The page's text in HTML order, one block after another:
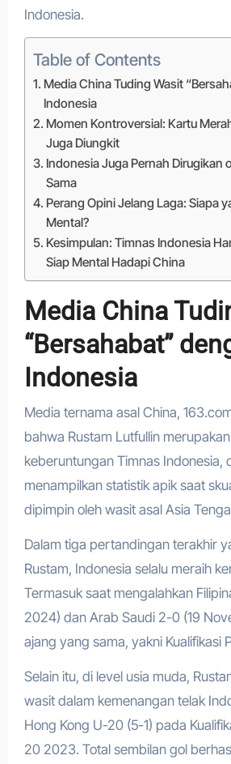
Indonesia.
Table of Contents
Media China Tuding Wasit
Indonesia
Momen Kontroversial: Kartu
Juga Diungkit
Indonesia Juga Pernah Dirugikan
Sama
Perang Opini Jelang Laga: Siapa
Mental?
Kesimpulan: Timnas Indonesia
Siap Mental Hadapi China
Media China
“Bersahabat”
Indonesia
Media ternama asal China,
bahwa Rustam Lutfullin
keberuntungan Timnas Indonesia,
menampilkan statistik apik saat
dipimpin oleh wasit asal Asia
Dalam tiga pertandingan terakhir
Rustam, Indonesia selalu meraih
Termasuk saat mengalahkan
2024) dan Arab Saudi 2-0 (19
ajang yang sama, yakni Kualifikasi
Selain itu, di level usia muda,
wasit dalam kemenangan telak
Hong Kong U-20 (5-1) pada
20 2023. Total sembilan gol